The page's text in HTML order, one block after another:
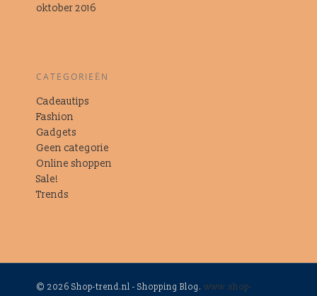
oktober 2016
CATEGORIEËN
Cadeautips
Fashion
Gadgets
Geen categorie
Online shoppen
Sale!
Trends
© 2026 Shop-trend.nl - Shopping Blog.www.shop-